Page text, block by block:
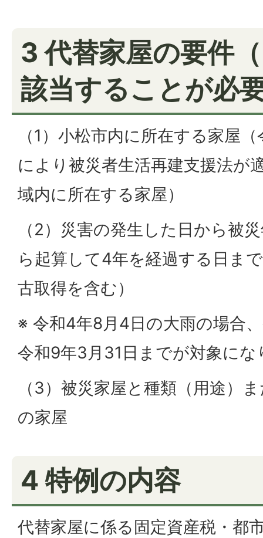
3 代替家屋の要件
該当することが必
（1）小松市内に所在する家屋
により被災者生活再建支援法が
域内に所在する家屋）
（2）災害の発生した日から被
ら起算して4年を経過する日ま
古取得を含む）
※ 令和4年8月4日の大雨の場合
令和9年3月31日までが対象にな
（3）被災家屋と種類（用途）
の家屋
4 特例の内容
代替家屋に係る固定資産税・都